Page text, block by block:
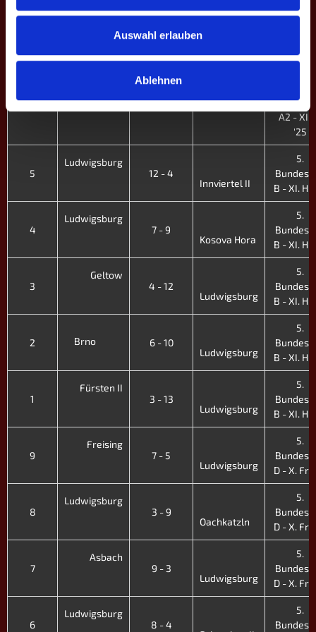
Auswahl erlauben
Ablehnen
A2 - XI.
Ludwigsburg
5.
A2 - XI.
'25
5
Ludwigsburg
12 - 4
Innviertel II
5.
B - XI. H.
4
Ludwigsburg
7 - 9
Kosova Hora
5.
B - XI. H.
3
Geltow
4 - 12
Ludwigsburg
5.
B - XI. H.
2 Brno 6 - 10
Ludwigsburg
5.
B - XI. H.
1
Fürsten II
3 - 13
Ludwigsburg
5.
B - XI. H.
9
Freising
7 - 5
Ludwigsburg
5.
D - X. Fr.
8
Ludwigsburg
3 - 9
Oachkatzln
5.
D - X. Fr.
7
Asbach
9 - 3
Ludwigsburg
5.
D - X. Fr.
6
Ludwigsburg
8 - 4
5.